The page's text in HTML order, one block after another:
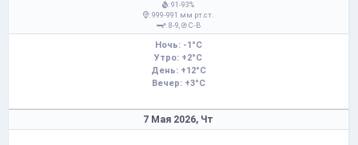
: 91-93%
: 999-991 мм рт.ст.
: 8-9,
С-В
Ночь: -1°C
Утро: +2°C
День: +12°C
Вечер: +3°C
7 Мая 2026, Чт